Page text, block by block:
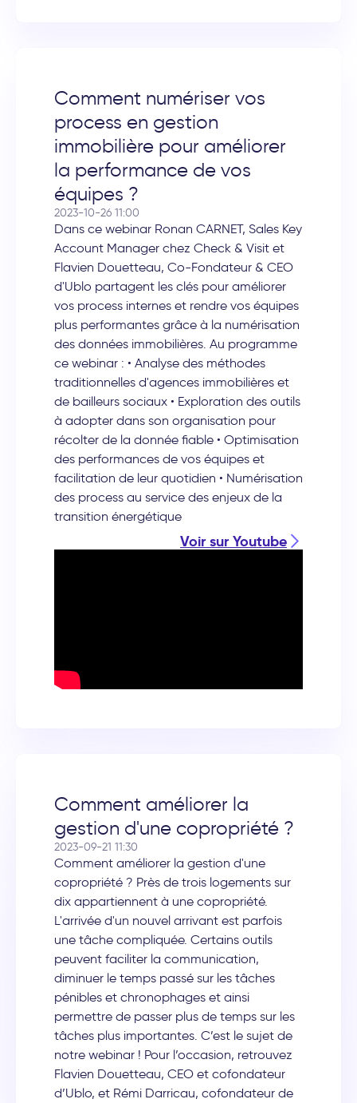
Comment numériser vos
process en gestion
immobilière pour améliorer
la performance de vos
équipes ?
2023-10-26 11:00
Dans ce webinar Ronan CARNET, Sales Key
Account Manager chez Check & Visit et
Flavien Douetteau, Co-Fondateur & CEO
d'Ublo partagent les clés pour améliorer
vos process internes et rendre vos équipes
plus performantes grâce à la numérisation
des données immobilières. Au programme
ce webinar : • Analyse des méthodes
traditionnelles d'agences immobilières et
de bailleurs sociaux • Exploration des outils
à adopter dans son organisation pour
récolter de la donnée fiable • Optimisation
des performances de vos équipes et
facilitation de leur quotidien • Numérisation
des process au service des enjeux de la
transition énergétique
Voir sur Youtube
Comment améliorer la
gestion d'une copropriété ?
2023-09-21 11:30
Comment améliorer la gestion d'une
copropriété ? Près de trois logements sur
dix appartiennent à une copropriété.
L'arrivée d'un nouvel arrivant est parfois
une tâche compliquée. Certains outils
peuvent faciliter la communication,
diminuer le temps passé sur les tâches
pénibles et chronophages et ainsi
permettre de passer plus de temps sur les
tâches plus importantes. C’est le sujet de
notre webinar ! Pour l’occasion, retrouvez
Flavien Douetteau, CEO et cofondateur
d’Ublo, et Rémi Darricau, cofondateur de